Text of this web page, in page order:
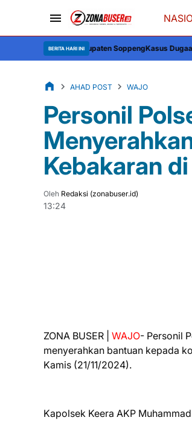
BERITA HARI INI
SoppengKasus Dugaan Penganiayaan ASN
AHAD POST WAJO
Personil
Kebakaran
Oleh Redaksi (zonabuser.id)
13:24
ZONA BUSER | WAJO- Personil
menyerahkan bantuan kepada
Kamis (21/11/2024).
Kapolsek Keera AKP